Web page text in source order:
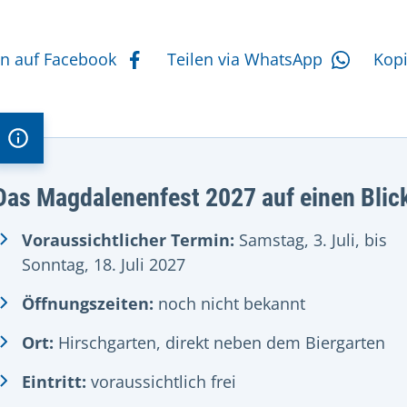
Aktionen
auf Facebook Teilen via WhatsApp
Magdalenenfest 2027 auf einen
Voraussichtlicher Termin: Samstag, 3. Juli, bis
Sonntag, 18. Juli 2027
Öffnungszeiten: noch nicht bekannt
Ort: Hirschgarten, direkt neben dem Biergarten
Eintritt: voraussichtlich frei